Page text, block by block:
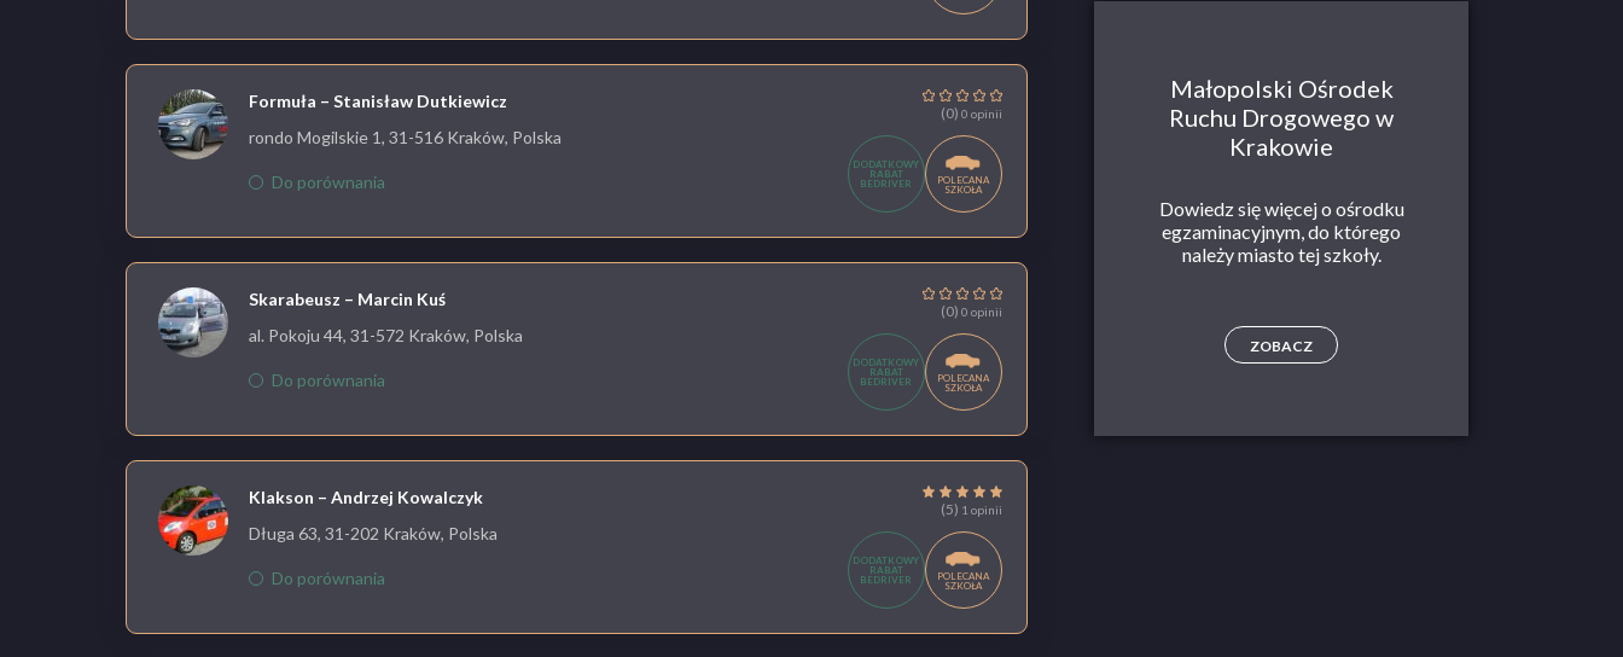
Formuła – Stanisław Dutkiewicz
(0) 0 opinii
rondo Mogilskie 1, 31-516 Kraków, Polska
Do porównania
DODATKOWY
RABAT
BEDRIVER
POLECANA
SZKOŁA
Skarabeusz – Marcin Kuś
(0) 0 opinii
al. Pokoju 44, 31-572 Kraków, Polska
Do porównania
DODATKOWY
RABAT
BEDRIVER
POLECANA
SZKOŁA
Klakson – Andrzej Kowalczyk
(5) 1 opinii
Długa 63, 31-202 Kraków, Polska
Do porównania
DODATKOWY
RABAT
BEDRIVER
POLECANA
SZKOŁA
Małopolski Ośrodek
Ruchu Drogowego w
Krakowie
Dowiedz się więcej o ośrodku
egzaminacyjnym, do którego
należy miasto tej szkoły.
ZOBACZ